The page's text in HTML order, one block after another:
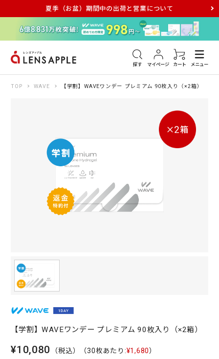
夏季（お盆）期間中の出荷と営業について
探す マイページ カート メニュー
アキュビュー メダリスト メガネ
TOP WAVE 【学割】WAVEワンデー プレミアム 90枚入り（×2箱）
【学割】WAVEワンデー プレミアム 90枚入り（×2箱）
¥10,080 （税込） （30枚あたり:¥1,680）